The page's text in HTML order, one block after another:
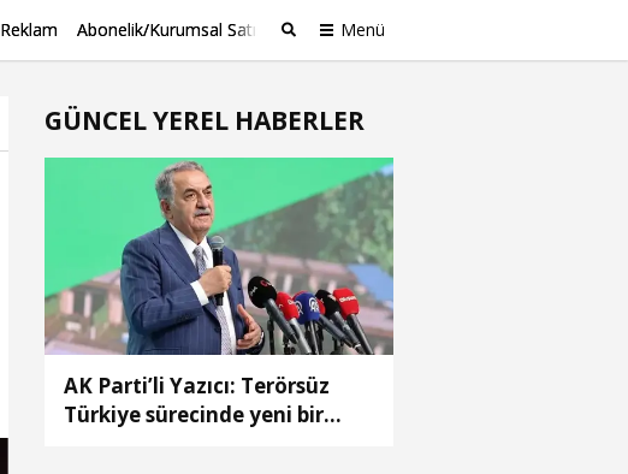
Reklam Abonelik/Kurumsal Satış Menü
GÜNCEL YEREL HABERLER
AK Parti’li Yazıcı: Terörsüz
Türkiye sürecinde yeni bir